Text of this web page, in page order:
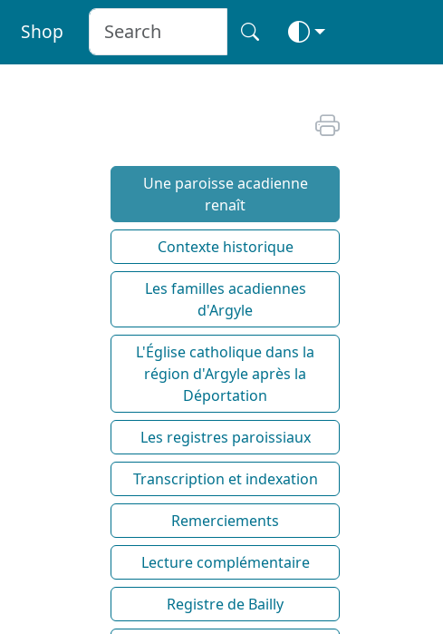
Shop
Une paroisse acadienne
renaît
Contexte historique
Les familles acadiennes
d'Argyle
L'Église catholique dans la
région d'Argyle après la
Déportation
Les registres paroissiaux
Transcription et indexation
Remerciements
Lecture complémentaire
Registre de Bailly